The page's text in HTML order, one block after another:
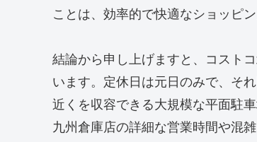
ことは、効率的で快適なショッピ
結論から申し上げますと、コスト
います。定休日は元日のみで、そ
近くを収容できる大規模な平面駐
九州倉庫店の詳細な営業時間や混